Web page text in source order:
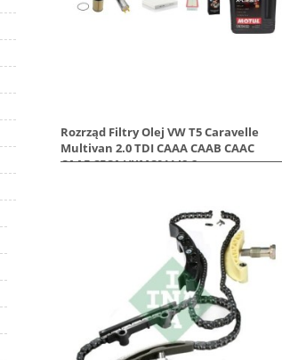
Rozrząd Filtry Olej VW T5 Caravelle
Multivan 2.0 TDI CAAA CAAB CAAC
CAAE CFCA VKMC01148-2